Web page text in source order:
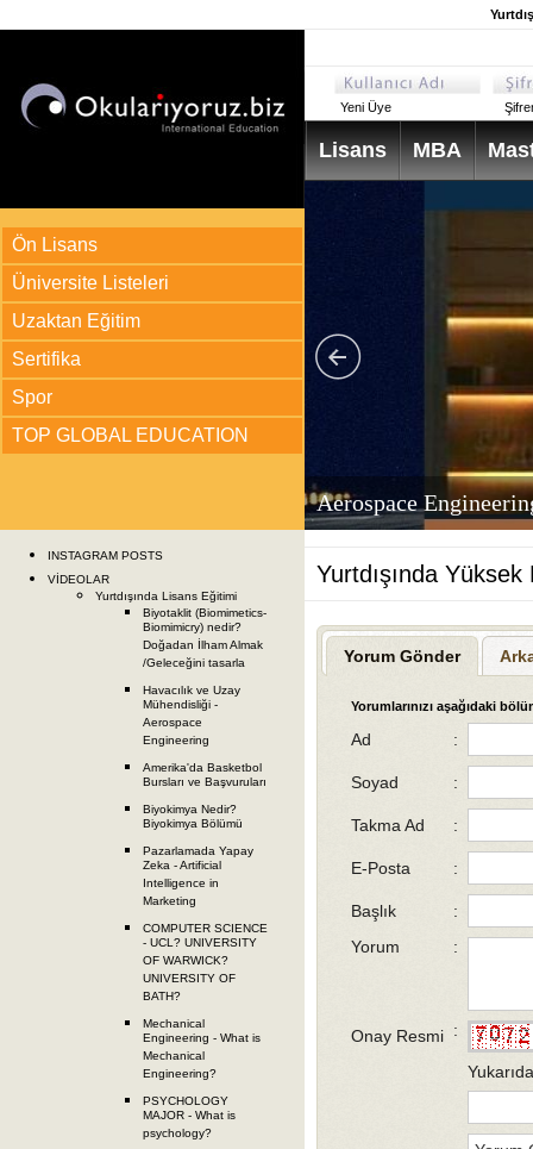
Ön Lisans
Üniversite Listeleri
Uzaktan Eğitim
Sertifika
Spor
TOP GLOBAL EDUCATION
INSTAGRAM POSTS
VİDEOLAR
Yurtdışında Lisans Eğitimi
Biyotaklit (Biomimetics-
Biomimicry) nedir?
Doğadan İlham Almak
/Geleceğini tasarla
Havacılık ve Uzay
Mühendisliği -
Aerospace
Engineering
Amerika'da Basketbol
Bursları ve Başvuruları
Biyokimya Nedir?
Biyokimya Bölümü
Pazarlamada Yapay
Zeka - Artificial
Intelligence in
Marketing
COMPUTER SCIENCE
- UCL? UNIVERSITY
OF WARWICK?
UNIVERSITY OF
BATH?
Mechanical
Engineering - What is
Mechanical
Engineering?
PSYCHOLOGY
MAJOR - What is
psychology?
Yeni Üye
Lisans MBA
Aerospace
Yurtdışında
Yorum Gönder
Yorumlarınızı aşağıdaki
Ad :
Soyad :
Takma Ad :
E-Posta :
Başlık
:
Yorum
:
Onay Resmi :